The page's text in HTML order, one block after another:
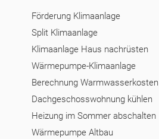
Förderung Klimaanlage
Split Klimaanlage
Klimaanlage Haus nachrüsten
Wärmepumpe-Klimaanlage
Berechnung Warmwasserkosten
Dachgeschosswohnung kühlen
Heizung im Sommer abschalten
Wärmepumpe Altbau